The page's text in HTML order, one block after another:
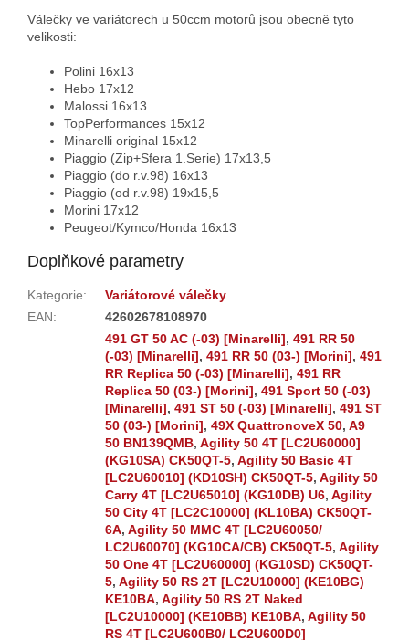
Válečky ve variátorech u 50ccm motorů jsou obecně tyto
velikosti:
Polini 16x13
Hebo 17x12
Malossi 16x13
TopPerformances 15x12
Minarelli original 15x12
Piaggio (Zip+Sfera 1.Serie) 17x13,5
Piaggio (do r.v.98) 16x13
Piaggio (od r.v.98) 19x15,5
Morini 17x12
Peugeot/Kymco/Honda 16x13
Doplňkové parametry
Kategorie:
Variátorové válečky
EAN:
42602678108970
491 GT 50 AC (-03) [Minarelli], 491 RR 50
(-03) [Minarelli], 491 RR 50 (03-) [Morini], 491
RR Replica 50 (-03) [Minarelli], 491 RR
Replica 50 (03-) [Morini], 491 Sport 50 (-03)
[Minarelli], 491 ST 50 (-03) [Minarelli], 491 ST
50 (03-) [Morini], 49X QuattronoveX 50, A9
50 BN139QMB, Agility 50 4T [LC2U60000]
(KG10SA) CK50QT-5, Agility 50 Basic 4T
[LC2U60010] (KD10SH) CK50QT-5, Agility 50
Carry 4T [LC2U65010] (KG10DB) U6, Agility
50 City 4T [LC2C10000] (KL10BA) CK50QT-
6A, Agility 50 MMC 4T [LC2U60050/
LC2U60070] (KG10CA/CB) CK50QT-5, Agility
50 One 4T [LC2U60000] (KG10SD) CK50QT-
5, Agility 50 RS 2T [LC2U10000] (KE10BG)
KE10BA, Agility 50 RS 2T Naked
[LC2U10000] (KE10BB) KE10BA, Agility 50
RS 4T [LC2U600B0/ LC2U600D0]